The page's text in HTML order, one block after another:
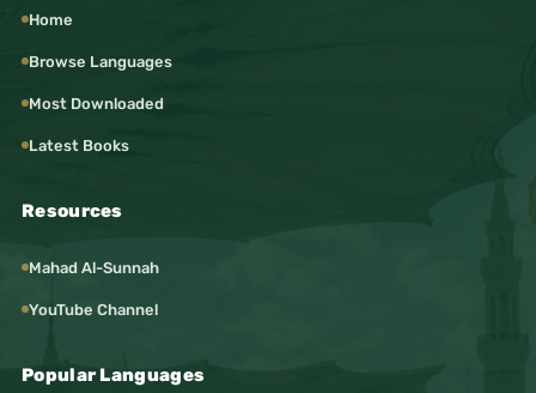
Home
Browse Languages
Most Downloaded
Latest Books
Resources
Mahad Al-Sunnah
YouTube Channel
Popular Languages